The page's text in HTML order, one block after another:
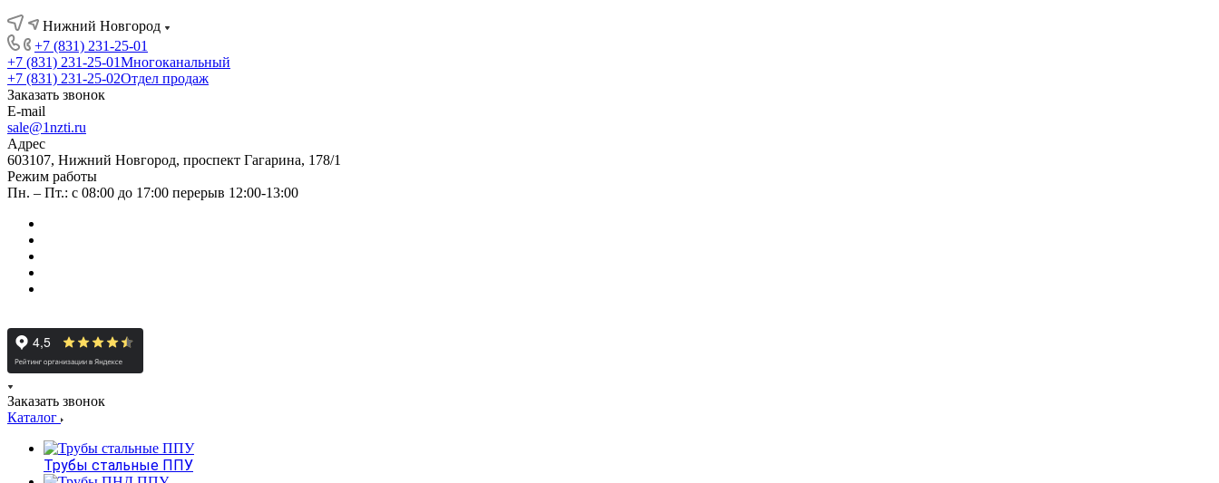
Нижний Новгород
+7 (831) 231-25-01
+7 (831) 231-25-01Многоканальный
+7 (831) 231-25-02Отдел продаж
Заказать звонок
E-mail
sale@1nzti.ru
Адрес
603107, Нижний Новгород, проспект Гагарина, 178/1
Режим работы
Пн. – Пт.: с 08:00 до 17:00 перерыв 12:00-13:00
Заказать звонок
Каталог
Трубы стальные ППУ